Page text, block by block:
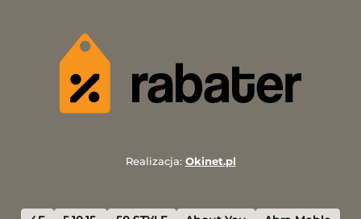
Realizacja: Okinet.pl